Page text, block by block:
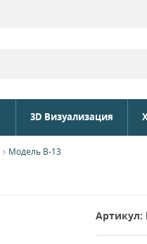
3D Визуализация
Модель B-13
Артикул: